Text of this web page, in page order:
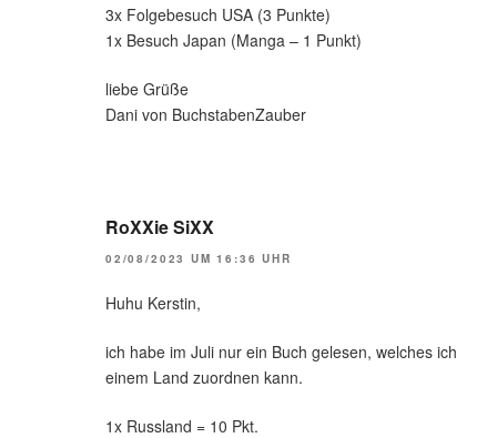
3x Folgebesuch USA (3 Punkte)
1x Besuch Japan (Manga – 1 Punkt)
liebe Grüße
Dani von BuchstabenZauber
RoXXie SiXX
02/08/2023 UM 16:36 UHR
Huhu Kerstin,
ich habe im Juli nur ein Buch gelesen, welches ich
einem Land zuordnen kann.
1x Russland = 10 Pkt.